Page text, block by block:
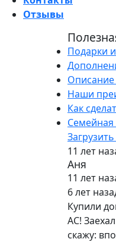
Отзывы
Подарки
Наши
Как
Семейная
11 лет
Аня
11 лет
6 лет
Купили
АС!
скажу: